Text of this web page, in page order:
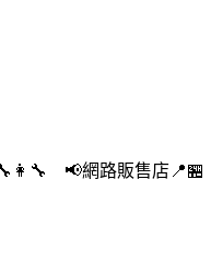
📢網路販售店📍🏪